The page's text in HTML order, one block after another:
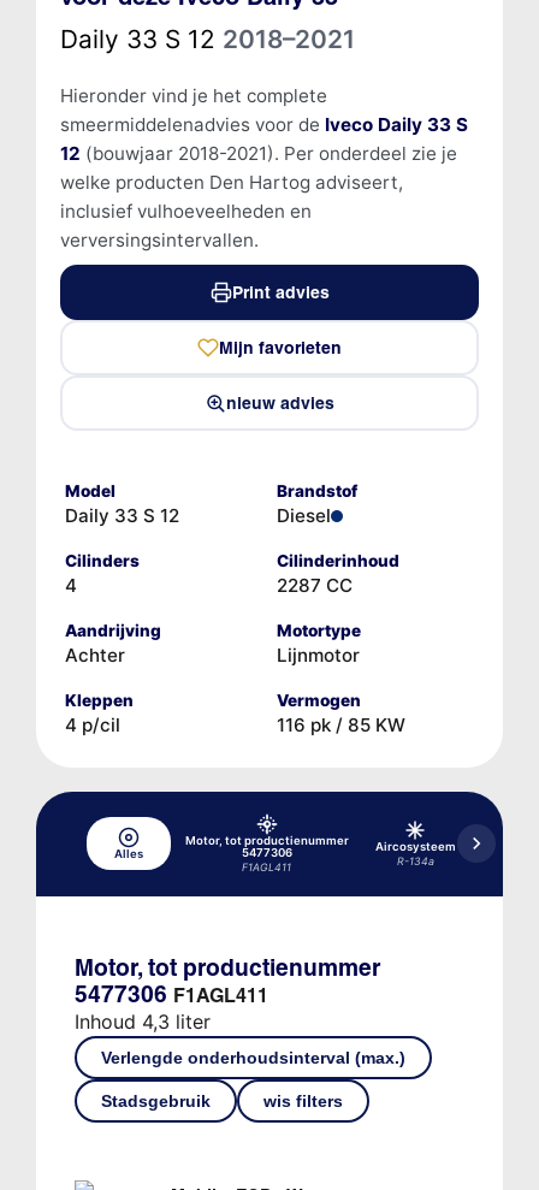
Daily 33 S 12 2018–2021
Hieronder vind je het complete
smeermiddelenadvies voor de Iveco Daily 33 S
12 (bouwjaar 2018-2021). Per onderdeel zie je
welke producten Den Hartog adviseert,
inclusief vulhoeveelheden en
verversingsintervallen.
Print advies
Mijn favorieten
nieuw advies
Model
Daily 33 S 12
Brandstof
Diesel
Cilinders
4
Cilinderinhoud
2287 CC
Aandrijving
Achter
Motortype
Lijnmotor
Kleppen
4 p/cil
Vermogen
116 pk / 85 KW
Alles
Motor, tot productienummer
5477306
F1AGL411
Aircosysteem
R-134a
Motor, tot productienummer
5477306 F1AGL411
Inhoud 4,3 liter
Verlengde onderhoudsinterval (max.)
Stadsgebruik wis filters